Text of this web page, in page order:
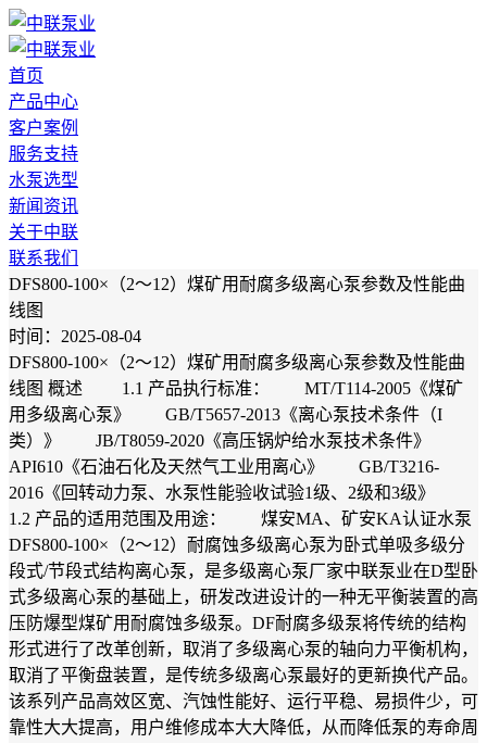
首页
产品中心
客户案例
服务支持
水泵选型
新闻资讯
关于中联
联系我们
DFS800-100×（2～12）煤矿用耐腐多级离心泵参数及性能曲
线图
时间：2025-08-04
DFS800-100×（2～12）煤矿用耐腐多级离心泵参数及性能曲
线图 概述 1.1 产品执行标准： MT/T114-2005《煤矿
用多级离心泵》 GB/T5657-2013《离心泵技术条件（I
类）》 JB/T8059-2020《高压锅炉给水泵技术条件》
API610《石油石化及天然气工业用离心》 GB/T3216-
2016《回转动力泵、水泵性能验收试验1级、2级和3级》
1.2 产品的适用范围及用途： 煤安MA、矿安KA认证水泵
DFS800-100×（2～12）耐腐蚀多级离心泵为卧式单吸多级分
段式/节段式结构离心泵，是多级离心泵厂家中联泵业在D型卧
式多级离心泵的基础上，研发改进设计的一种无平衡装置的高
压防爆型煤矿用耐腐蚀多级泵。DF耐腐多级泵将传统的结构
形式进行了改革创新，取消了多级离心泵的轴向力平衡机构，
取消了平衡盘装置，是传统多级离心泵最好的更新换代产品。
该系列产品高效区宽、汽蚀性能好、运行平稳、易损件少，可
靠性大大提高，用户维修成本大大降低，从而降低泵的寿命周